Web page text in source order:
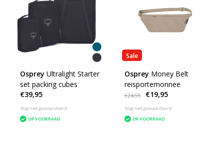
Osprey Ultralight Starter
set packing cubes
€39,95
Nog niet gewaardeerd
OP VOORRAAD
Sale
Osprey Money Belt
reisportemonnee
€24,95 €19,95
Nog niet gewaardeerd
OP VOORRAAD